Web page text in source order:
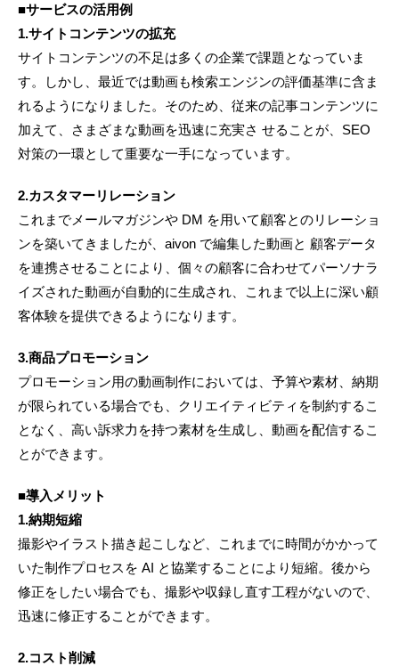
■サービスの活用例
1.サイトコンテンツの拡充
サイトコンテンツの不足は多くの企業で課題となっていま
す。しかし、最近では動画も検索エンジンの評価基準に含ま
れるようになりました。そのため、従来の記事コンテンツに
加えて、さまざまな動画を迅速に充実さ せることが、SEO
対策の一環として重要な一手になっています。
2.カスタマーリレーション
これまでメールマガジンや DM を用いて顧客とのリレーショ
ンを築いてきましたが、aivon で編集した動画と 顧客データ
を連携させることにより、個々の顧客に合わせてパーソナラ
イズされた動画が自動的に生成され、これまで以上に深い顧
客体験を提供できるようになります。
3.商品プロモーション
プロモーション用の動画制作においては、予算や素材、納期
が限られている場合でも、クリエイティビティを制約するこ
となく、高い訴求力を持つ素材を生成し、動画を配信するこ
とができます。
■導入メリット
1.納期短縮
撮影やイラスト描き起こしなど、これまでに時間がかかって
いた制作プロセスを AI と協業することにより短縮。後から
修正をしたい場合でも、撮影や収録し直す工程がないので、
迅速に修正することができます。
2.コスト削減